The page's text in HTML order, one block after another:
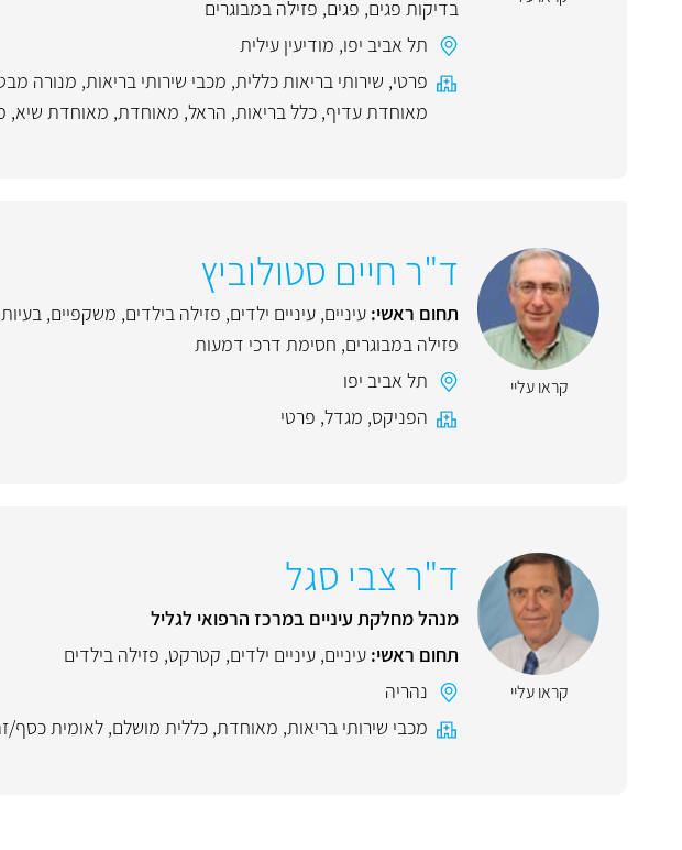
בדיקות פגים, פגים, פזילה במבוגרים
תל אביב יפו, מודיעין עילית
פרטי, שירותי בריאות כללית, מכבי שירותי בריאות, מנורה
מאוחדת עדיף, כלל בריאות, הראל, מאוחדת, מאוחדת שיא,
קראו עליי
ד"ר חיים סטולוביץ
תחום ראשי: עיניים, עיניים ילדים, פזילה בילדים, משקפיים,
פזילה במבוגרים, חסימת דרכי דמעות
תל אביב יפו
הפניקס, מגדל, פרטי
קראו עליי
ד"ר צבי סגל
מנהל מחלקת עיניים במרכז הרפואי לגליל
תחום ראשי: עיניים, עיניים ילדים, קטרקט, פזילה בילדים
נהריה
מכבי שירותי בריאות, מאוחדת, כללית מושלם, לאומית כסף/